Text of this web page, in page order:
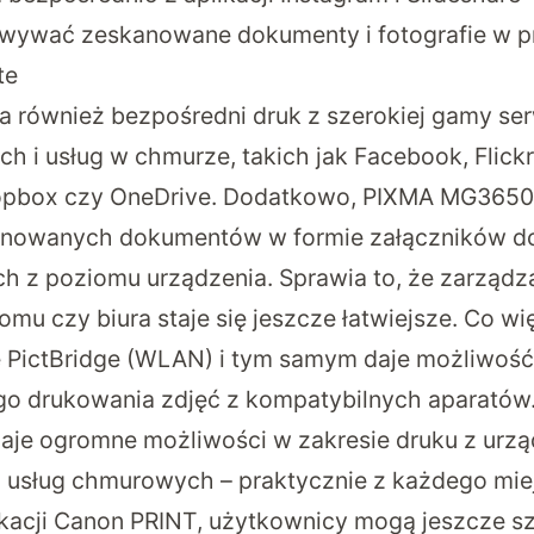
zeskanowane dokumenty i fotografie w
również bezpośredni druk z szerokiej gamy
i usług w chmurze, takich jak Facebook,
czy OneDrive. Dodatkowo, PIXMA
dokumentów w formie załączników
z poziomu urządzenia. Sprawia to, że
czy biura staje się jeszcze łatwiejsze. Co
PictBridge (WLAN) i tym samym daje możliwość
drukowania zdjęć z kompatybilnych
ogromne możliwości w zakresie druku z
chmurowych – praktycznie z każdego
Canon PRINT, użytkownicy mogą jeszcze